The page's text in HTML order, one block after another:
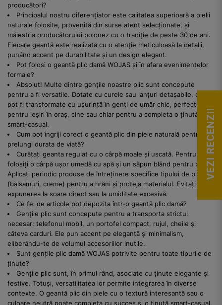
producători?
Principalul nostru diferențiator este calitatea superioară a pielii
naturale folosite, provenită din surse atent selecționate, și
măiestria producătorului polonez cu o tradiție de peste 30 de ani.
Fiecare geantă este realizată cu o atenție meticuloasă la detalii,
punând accent pe durabilitate și un design elegant.
Pot folosi o geantă plic damă WOJAS și în afara evenimentelor
formale?
Absolut! Multe dintre gențile noastre plic sunt concepute
pentru a fi versatile. Dotate cu curele sau lanțuri detașabile, ele
pot fi transformate cu ușurință în genți de umăr chic, perfecte
pentru ieșiri în oraș, cine sau chiar pentru a completa o ținută
smart-casual.
Cum pot îngriji corect o geantă plic din piele naturală pentru a-i
prelungi durata de viață?
Curățați geanta regulat cu o cârpă moale și uscată. Pentru pete,
folosiți o cârpă ușor umedă cu apă și un săpun blând pentru piele.
Aplicați periodic produse de întreținere specifice tipului de piele
(balsamuri, creme) pentru a hrăni și proteja materialul. Evitați
expunerea la soare direct sau la umiditate excesivă.
Ce fel de articole pot depozita într-o geantă plic damă?
Gențile plic sunt concepute pentru a transporta strictul
necesar: telefonul mobil, un portofel compact, rujul, cheile și
câteva carduri. Ele pun accent pe eleganță și minimalism,
eliberându-te de volumul accesoriilor inutile.
Sunt gențile plic damă WOJAS potrivite pentru toate tipurile de
ținute?
Gențile plic sunt, în primul rând, asociate cu ținute elegante și
festive. Totuși, versatilitatea lor permite integrarea în diverse
contexte. O geantă plic din piele cu o textură interesantă sau o
culoare neutră poate completa cu succes și o ținută smart-casual,
VEZI RECENZII